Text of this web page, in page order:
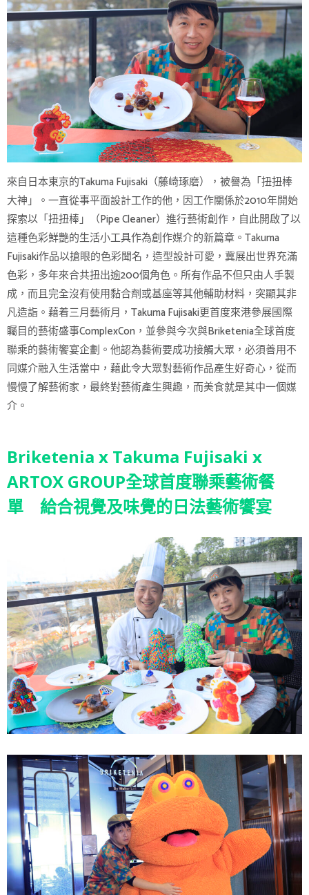
來自日本東京的Takuma Fujisaki（藤崎琢磨），被譽為「扭扭棒
大神」。一直從事平面設計工作的他，因工作關係於2010年開始
探索以「扭扭棒」（Pipe Cleaner）進行藝術創作，自此開啟了以
這種色彩鮮艷的生活小工具作為創作媒介的新篇章。Takuma
Fujisaki作品以搶眼的色彩聞名，造型設計可愛，冀展出世界充滿
色彩，多年來合共扭出逾200個角色。所有作品不但只由人手製
成，而且完全沒有使用黏合劑或基座等其他輔助材料，突顯其非
凡造詣。藉着三月藝術月，Takuma Fujisaki更首度來港參展國際
矚目的藝術盛事ComplexCon，並參與今次與Briketenia全球首度
聯乘的藝術饗宴企劃。他認為藝術要成功接觸大眾，必須善用不
同媒介融入生活當中，藉此令大眾對藝術作品產生好奇心，從而
慢慢了解藝術家，最終對藝術產生興趣，而美食就是其中一個媒
介。
Briketenia x Takuma Fujisaki x
ARTOX GROUP全球首度聯乘藝術餐
單 給合視覺及味覺的日法藝術饗宴